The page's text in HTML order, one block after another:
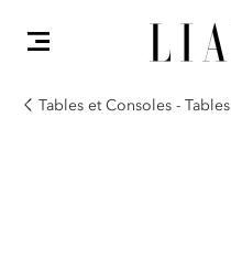
Tables et Consoles - Tables